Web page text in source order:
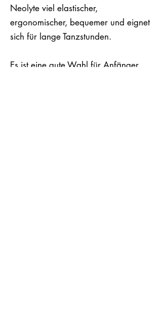
Neolyte viel elastischer,
ergonomischer, bequemer und eignet
sich für lange Tanzstunden.
Es ist eine gute Wahl für Anfänger,